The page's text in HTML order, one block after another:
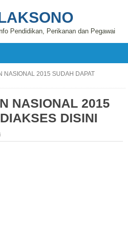
Pendidikan, Perikanan dan Pegawai
NASIONAL 2015 SUDAH DAPAT
NASIONAL 2015
DISINI